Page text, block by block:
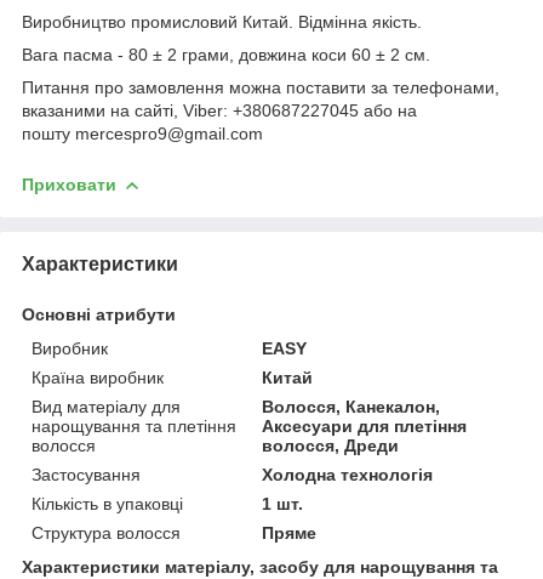
Виробництво промисловий Китай. Відмінна якість.
Вага пасма - 80 ± 2 грами, довжина коси 60 ± 2 см.
Питання про замовлення можна поставити за телефонами,
вказаними на сайті, Viber: +380687227045 або на
пошту mercespro9@gmail.com
Приховати
Характеристики
Основні атрибути
Виробник
EASY
Країна виробник
Китай
Вид матеріалу для
нарощування та плетіння
волосся
Волосся, Канекалон,
Аксесуари для плетіння
волосся, Дреди
Застосування
Холодна технологія
Кількість в упаковці
1 шт.
Структура волосся
Пряме
Характеристики матеріалу, засобу для нарощування та